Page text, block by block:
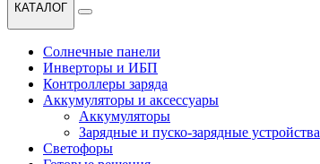
КАТАЛОГ
Солнечные панели
Инверторы и ИБП
Контроллеры заряда
Аккумуляторы и аксессуары
Аккумуляторы
Зарядные и пуско-зарядные устройства
Светофоры